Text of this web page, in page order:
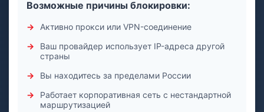
Возможные причины блокировки:
Активно прокси или VPN-соединение
Ваш провайдер использует IP-адреса другой
страны
Вы находитесь за пределами России
Работает корпоративная сеть с нестандартной
маршрутизацией